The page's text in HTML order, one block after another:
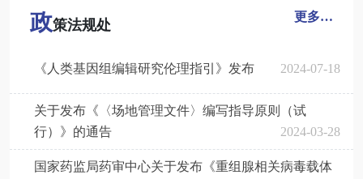
更多…
政策法规处
《人类基因组编辑研究伦理指引》发布 2024-07-18
关于发布《〈场地管理文件〉编写指导原则（试
行）》的通告
2024-03-28
国家药监局药审中心关于发布《重组腺相关病毒载体